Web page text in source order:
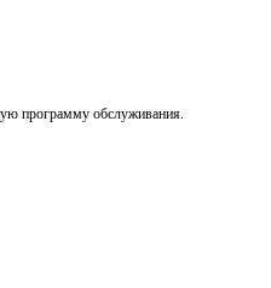
программу обслуживания.